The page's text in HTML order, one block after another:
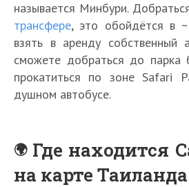
называется Минбури.
трансфере, это обойдётся в
взять в аренду собственный
сможете добраться до парка
прокатиться по зоне Safari
душном автобусе.
Где находится
на карте Таиланда